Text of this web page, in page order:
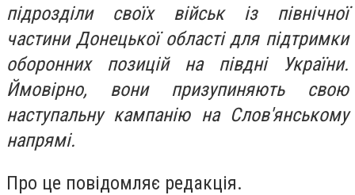
підрозділи своїх військ із північної
частини Донецької області для підтримки
оборонних позицій на півдні України.
Ймовірно, вони призупиняють свою
наступальну кампанію на Слов'янському
напрямі.
Про це повідомляє редакція.